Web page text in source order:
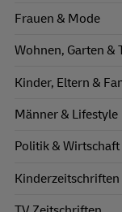
Frauen & Mode
Wohnen, Garten &
Kinder, Eltern &
Männer & Lifestyle
Politik & Wirtschaft
Kinderzeitschriften